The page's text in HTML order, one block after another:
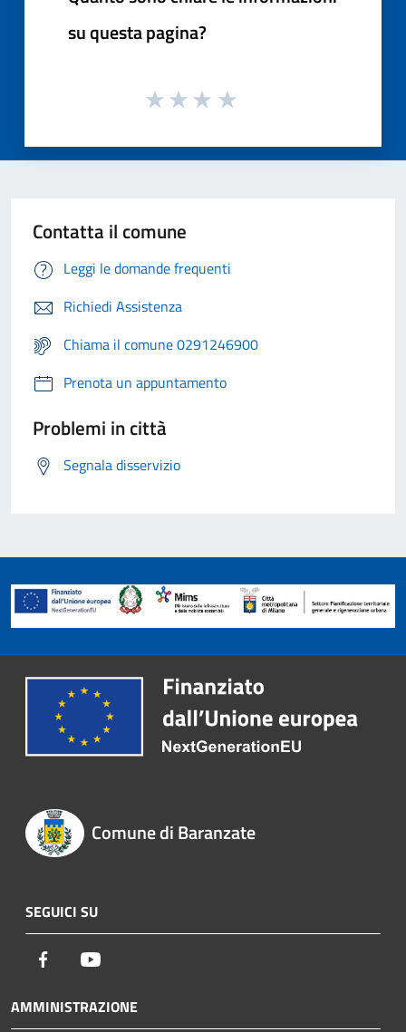
su questa pagina?
Contatta il comune
Leggi le domande frequenti
Richiedi Assistenza
Chiama il comune 0291246900
Prenota un appuntamento
Problemi in città
Segnala disservizio
Comune di Baranzate
SEGUICI SU
Facebook
AMMINISTRAZIONE